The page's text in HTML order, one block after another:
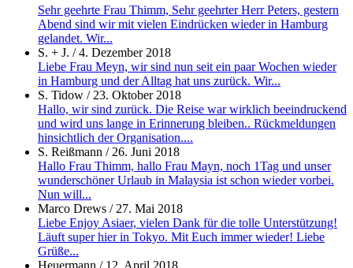
Sehr geehrte Frau Thimm, Sehr geehrter Herr Peters, gestern
Abend sind wir mit vielen Eindrücken wieder in Hamburg
gelandet. Wir...
S. + J. /4. Dezember 2018
Liebe Frau Meyn, wir sind nun seit ein paar Wochen wieder
in Hamburg und der Alltag hat uns zurück. Wir...
S. Tidow / 23. Oktober 2018
Hallo, wir sind zurück. Die Reise war wirklich beeindruckend
und wird uns lange in Erinnerung bleiben.. Rückmeldungen
hinsichtlich der Organisation....
S. Reißmann / 26. Juni 2018
Hallo Frau Thimm, hallo Frau Mayn, noch 1Tag und unser
wunderschöner Urlaub in Malaysia ist schon wieder vorbei.
Nun will...
Marco Drews / 27. Mai 2018
Liebe Enjoy Asiaer, vielen Dank für die tolle Unterstützung!
Läuft super hier in Tokyo. Mit Euch immer wieder! Liebe
Grüße...
Heuermann / 12. April 2018